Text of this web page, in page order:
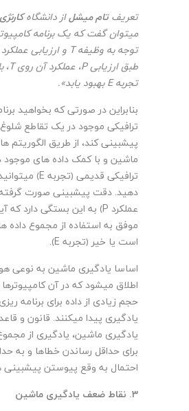
تعریفتام میشلاز دانشگاه­
میتوان گفت که یک برنامه
توجه به وظیفهT و ارزیابی
طبق ارزیابیP، عملکرد آن رویT،
تجربهEبهبود یابد».
بنابراین در صورتی که بخواهید
ترافیکی موجود در یک تقاطع
پیشبینی کند، از طریق الگوریتم
ماشین و با کمک داده های موجود
ترافیکی قدیمی ﴿تجربه E﴾
دهید. دقت پیشبینی صورت گرفته
عملکرد P﴾ به این بستگی دارد که
موفق به استفاده از مجموع داده
است یا خیر ﴿تجربه E﴾.
اساسا یادگیری ماشین به
اطلاق میشود که در آن
حجم زیادی از داده برای برنامه
یادگیری پیدا میکنند. قانون و
یادگیری ماشین، یادگیری از
برای حداقل رساندن خطاها و به
احتمال به وقع پیوستن
3. نقاط ضعف یادگیری ماشین